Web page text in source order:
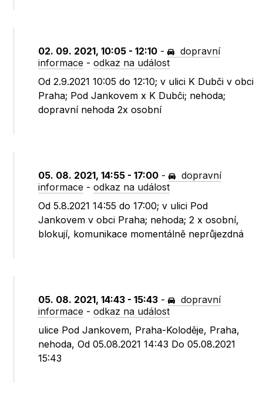
02. 09. 2021, 10:05 - 12:10 -
dopravní
informace -odkaz na událost
Od 2.9.2021 10:05 do 12:10; v ulici K Dubči v obci
Praha; Pod Jankovem x K Dubči; nehoda;
dopravní nehoda 2x osobní
05. 08. 2021, 14:55 - 17:00 -
dopravní
informace -odkaz na událost
Od 5.8.2021 14:55 do 17:00; v ulici Pod
Jankovem v obci Praha; nehoda; 2 x osobní,
blokují, komunikace momentálně neprůjezdná
05. 08. 2021, 14:43 - 15:43 -
dopravní
informace -odkaz na událost
ulice Pod Jankovem, Praha-Koloděje, Praha,
nehoda, Od 05.08.2021 14:43 Do 05.08.2021
15:43